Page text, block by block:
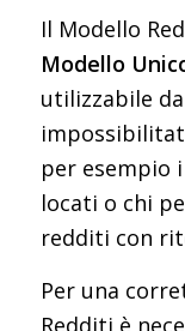
Il Modello
Modello
utilizzabile
per esempio
locati o chi
redditi con
Per una
Redditi è